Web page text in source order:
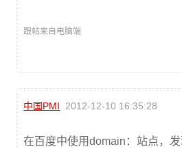
跟帖来自电脑端
中国PMI 2012-12-10 16:35:28
在百度中使用domain：站点，